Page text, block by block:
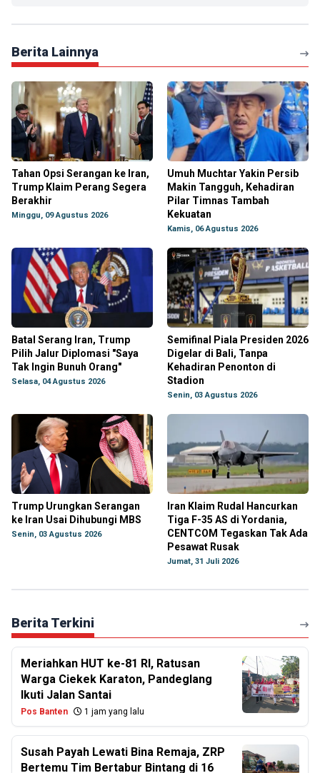
Berita Lainnya
Tahan Opsi Serangan ke Iran,
Trump Klaim Perang Segera
Berakhir
Minggu, 09 Agustus 2026
Umuh Muchtar Yakin Persib
Makin Tangguh, Kehadiran
Pilar Timnas Tambah
Kekuatan
Kamis, 06 Agustus 2026
Batal Serang Iran, Trump
Pilih Jalur Diplomasi "Saya
Tak Ingin Bunuh Orang"
Selasa, 04 Agustus 2026
Semifinal Piala Presiden 2026
Digelar di Bali, Tanpa
Kehadiran Penonton di
Stadion
Senin, 03 Agustus 2026
Trump Urungkan Serangan
ke Iran Usai Dihubungi MBS
Senin, 03 Agustus 2026
Iran Klaim Rudal Hancurkan
Tiga F-35 AS di Yordania,
CENTCOM Tegaskan Tak Ada
Pesawat Rusak
Jumat, 31 Juli 2026
Berita Terkini
Meriahkan HUT ke-81 RI, Ratusan
Warga Ciekek Karaton, Pandeglang
Ikuti Jalan Santai
Pos Banten 1 jam yang lalu
Susah Payah Lewati Bina Remaja, ZRP
Bertemu Tim Bertabur Bintang di 16